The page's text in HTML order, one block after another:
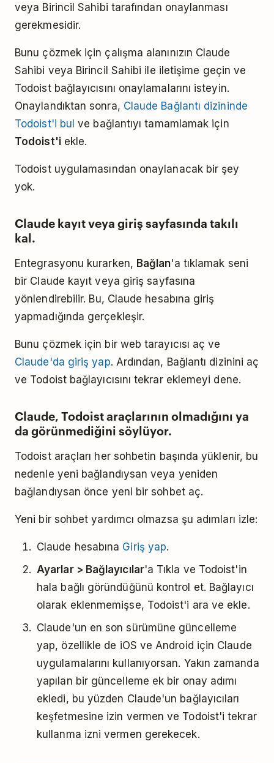
veya Birincil Sahibi tarafından onaylanması
gerekmesidir.
Bunu çözmek için çalışma alanınızın Claude
Sahibi veya Birincil Sahibi ile iletişime geçin ve
Todoist bağlayıcısını onaylamalarını isteyin.
Onaylandıktan sonra, Claude Bağlantı dizininde
Todoist'i bul ve bağlantıyı tamamlamak için
Todoist'iekle.
Todoist uygulamasından onaylanacak bir şey
yok.
Claude kayıt veya giriş sayfasında takılı
kal.
Entegrasyonu kurarken, Bağlan'a tıklamak seni
bir Claude kayıt veya giriş sayfasına
yönlendirebilir. Bu, Claude hesabına giriş
yapmadığında gerçekleşir.
Bunu çözmek için bir web tarayıcısı aç ve
Claude'da giriş yap. Ardından, Bağlantı dizinini aç
ve Todoist bağlayıcısını tekrar eklemeyi dene.
Claude, Todoist araçlarının olmadığını ya
da görünmediğini söylüyor.
Todoist araçları her sohbetin başında yüklenir, bu
nedenle yeni bağlandıysan veya yeniden
bağlandıysan önce yeni bir sohbet aç.
Yeni bir sohbet yardımcı olmazsa şu adımları izle:
Claude hesabına Giriş yap.
Ayarlar > Bağlayıcılar'a Tıkla ve Todoist'in
hala bağlı göründüğünü kontrol et. Bağlayıcı
olarak eklenmemişse, Todoist'i ara ve ekle.
Claude'un en son sürümüne güncelleme
yap, özellikle de iOS ve Android için Claude
uygulamalarını kullanıyorsan. Yakın zamanda
yapılan bir güncelleme ek bir onay adımı
ekledi, bu yüzden Claude'un bağlayıcıları
keşfetmesine izin vermen ve Todoist'i tekrar
kullanma izni vermen gerekecek.